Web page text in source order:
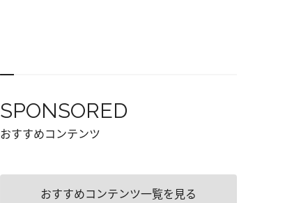
SPONSORED
おすすめコンテンツ
おすすめコンテンツ一覧を見る